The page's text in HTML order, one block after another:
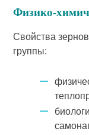
Физико-
Свойства
группы: